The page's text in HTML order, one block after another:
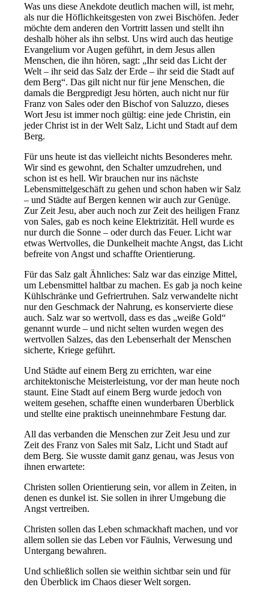
Was uns diese Anekdote deutlich machen will, ist mehr,
als nur die Höflichkeitsgesten von zwei Bischöfen. Jeder
möchte dem anderen den Vortritt lassen und stellt ihn
deshalb höher als ihn selbst. Uns wird auch das heutige
Evangelium vor Augen geführt, in dem Jesus allen
Menschen, die ihn hören, sagt: „Ihr seid das Licht der
Welt – ihr seid das Salz der Erde – ihr seid die Stadt auf
dem Berg“. Das gilt nicht nur für jene Menschen, die
damals die Bergpredigt Jesu hörten, auch nicht nur für
Franz von Sales oder den Bischof von Saluzzo, dieses
Wort Jesu ist immer noch gültig: eine jede Christin, ein
jeder Christ ist in der Welt Salz, Licht und Stadt auf dem
Berg.
Für uns heute ist das vielleicht nichts Besonderes mehr.
Wir sind es gewohnt, den Schalter umzudrehen, und
schon ist es hell. Wir brauchen nur ins nächste
Lebensmittelgeschäft zu gehen und schon haben wir Salz
– und Städte auf Bergen kennen wir auch zur Genüge.
Zur Zeit Jesu, aber auch noch zur Zeit des heiligen Franz
von Sales, gab es noch keine Elektrizität. Hell wurde es
nur durch die Sonne – oder durch das Feuer. Licht war
etwas Wertvolles, die Dunkelheit machte Angst, das Licht
befreite von Angst und schaffte Orientierung.
Für das Salz galt Ähnliches: Salz war das einzige Mittel,
um Lebensmittel haltbar zu machen. Es gab ja noch keine
Kühlschränke und Gefriertruhen. Salz verwandelte nicht
nur den Geschmack der Nahrung, es konservierte diese
auch. Salz war so wertvoll, dass es das „weiße Gold“
genannt wurde – und nicht selten wurden wegen des
wertvollen Salzes, das den Lebenserhalt der Menschen
sicherte, Kriege geführt.
Und Städte auf einem Berg zu errichten, war eine
architektonische Meisterleistung, vor der man heute noch
staunt. Eine Stadt auf einem Berg wurde jedoch von
weitem gesehen, schaffte einen wunderbaren Überblick
und stellte eine praktisch uneinnehmbare Festung dar.
All das verbanden die Menschen zur Zeit Jesu und zur
Zeit des Franz von Sales mit Salz, Licht und Stadt auf
dem Berg. Sie wusste damit ganz genau, was Jesus von
ihnen erwartete:
Christen sollen Orientierung sein, vor allem in Zeiten, in
denen es dunkel ist. Sie sollen in ihrer Umgebung die
Angst vertreiben.
Christen sollen das Leben schmackhaft machen, und vor
allem sollen sie das Leben vor Fäulnis, Verwesung und
Untergang bewahren.
Und schließlich sollen sie weithin sichtbar sein und für
den Überblick im Chaos dieser Welt sorgen.